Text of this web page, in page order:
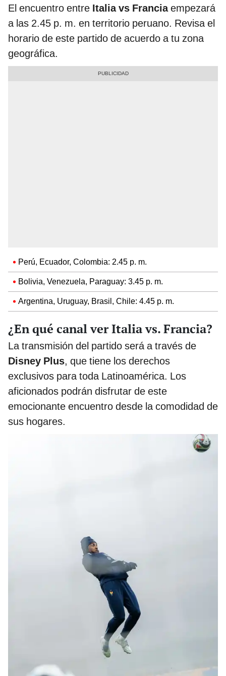
El encuentro entre Italia vs Franciaempezará
a las 2.45 p. m. en territorio peruano. Revisa el
horario de este partido de acuerdo a tu zona
geográfica.
Perú, Ecuador, Colombia: 2.45 p. m.
Bolivia, Venezuela, Paraguay: 3.45 p. m.
Argentina, Uruguay, Brasil, Chile: 4.45 p. m.
¿En qué canal ver Italia vs. Francia?
La transmisión del partido será a través de
Disney Plus, que tiene los derechos
exclusivos para toda Latinoamérica. Los
aficionados podrán disfrutar de este
emocionante encuentro desde la comodidad de
sus hogares.